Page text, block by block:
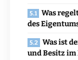
Was
des
Was ist
und Besitz im